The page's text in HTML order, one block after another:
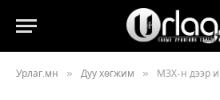
Урлаг.мн » Дуу хөгжим » МЗХ-н дээр ирж